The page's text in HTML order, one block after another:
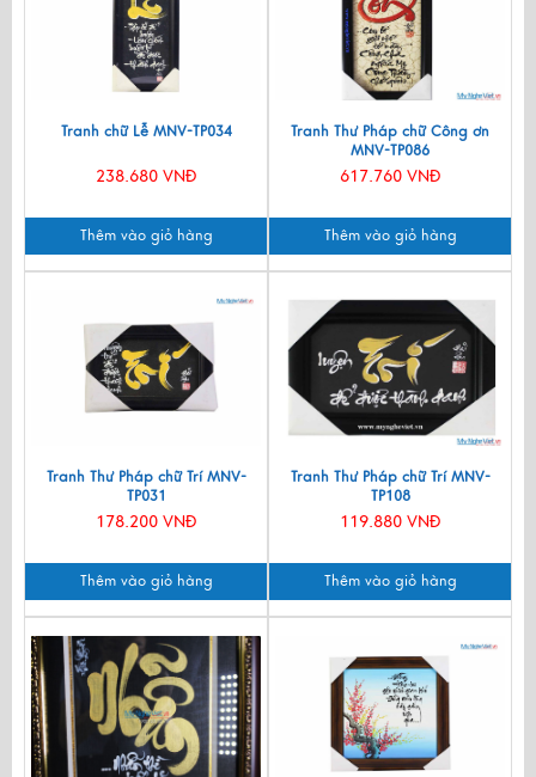
Tranh chữ Lễ MNV-TP034
238.680 VNĐ
Thêm vào giỏ hàng
Tranh Thư Pháp chữ Công ơn
MNV-TP086
617.760 VNĐ
Thêm vào giỏ hàng
Tranh Thư Pháp chữ Trí MNV-
TP031
178.200 VNĐ
Thêm vào giỏ hàng
Tranh Thư Pháp chữ Trí MNV-
TP108
119.880 VNĐ
Thêm vào giỏ hàng